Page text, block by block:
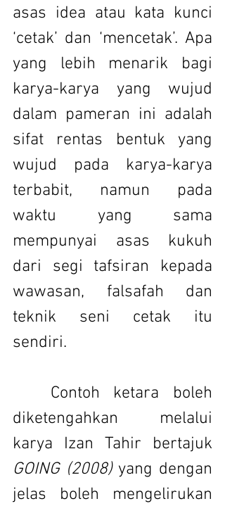
asas idea atau kata kunci
‘cetak’ dan ‘mencetak’. Apa
yang lebih menarik bagi
karya-karya yang wujud
dalam pameran ini adalah
sifat rentas bentuk yang
wujud pada karya-karya
terbabit, namun pada
waktu yang sama
mempunyai asas kukuh
dari segi tafsiran kepada
wawasan, falsafah dan
teknik seni cetak itu
sendiri.
diketengahkan melalui
GOING (2008) yang dengan
jelas boleh mengelirukan